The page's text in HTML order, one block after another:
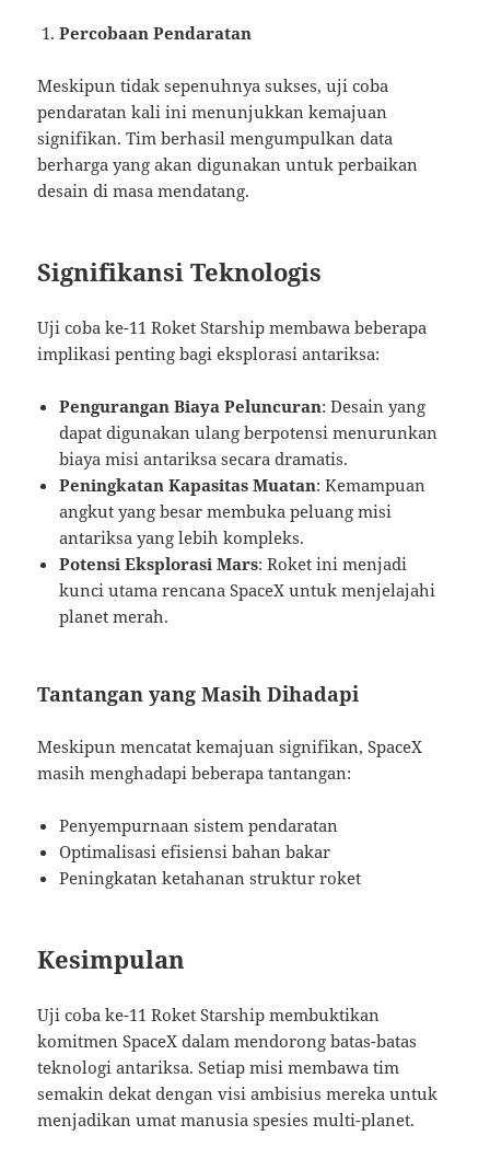
Percobaan Pendaratan
Meskipun tidak sepenuhnya sukses, uji coba
pendaratan kali ini menunjukkan kemajuan
signifikan. Tim berhasil mengumpulkan data
berharga yang akan digunakan untuk perbaikan
desain di masa mendatang.
Signifikansi Teknologis
Uji coba ke-11 Roket Starship membawa beberapa
implikasi penting bagi eksplorasi antariksa:
Pengurangan Biaya Peluncuran: Desain yang
dapat digunakan ulang berpotensi menurunkan
biaya misi antariksa secara dramatis.
Peningkatan Kapasitas Muatan: Kemampuan
angkut yang besar membuka peluang misi
antariksa yang lebih kompleks.
Potensi Eksplorasi Mars: Roket ini menjadi
kunci utama rencana SpaceX untuk menjelajahi
planet merah.
Tantangan yang Masih Dihadapi
Meskipun mencatat kemajuan signifikan, SpaceX
masih menghadapi beberapa tantangan:
Penyempurnaan sistem pendaratan
Optimalisasi efisiensi bahan bakar
Peningkatan ketahanan struktur roket
Kesimpulan
Uji coba ke-11 Roket Starship membuktikan
komitmen SpaceX dalam mendorong batas-batas
teknologi antariksa. Setiap misi membawa tim
semakin dekat dengan visi ambisius mereka untuk
menjadikan umat manusia spesies multi-planet.